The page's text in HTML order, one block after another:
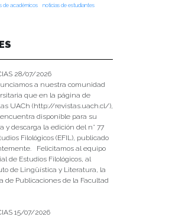
de académicos
noticias de estudiantes
28/07/2026
a nuestra comunidad
que en la página de
UACh (http://revistas.uach.cl/),
disponible para su
y descarga la edición del n° 77
Filológicos (EFIL), publicado
Felicitamos al equipo
de Estudios Filológicos, al
de Lingüística y Literatura, la
de Publicaciones de la Facultad
15/07/2026